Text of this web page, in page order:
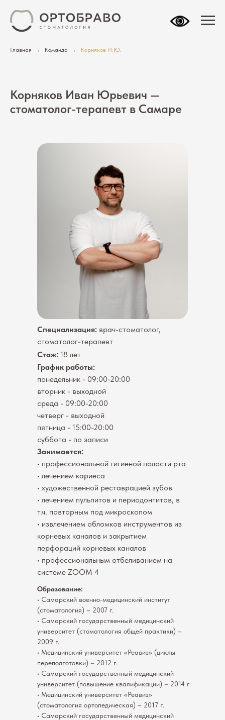
Главная → Команда → Корняков И.Ю.
Корняков Иван Юрьевич —
стоматолог-терапевт в Самаре
Специализация: врач-стоматолог,
стоматолог-терапевт
Стаж: 18 лет
Образование:
• Самарский военно-медицинский институт
(стоматология) – 2007 г.
• Самарский государственный медицинский
университет (стоматология общей практики) –
2009 г.
• Медицинский университет «Реавиз» (циклы
переподготовки) – 2012 г.
• Самарский государственный медицинский
университет (повышение квалификации) – 2014 г.
• Медицинский университет «Реавиз»
(стоматология ортопедическая) – 2017 г.
• Самарский государственный медицинский
График работы:
понедельник - 09:00-20:00
вторник - выходной
среда - 09:00-20:00
четверг - выходной
пятница - 15:00-20:00
суббота - по записи
Занимается:
• профессиональной гигиеной полости рта
• лечением кариеса
⁠• художественной реставрацией зубов
• лечением пульпитов и периодонтитов, в
т.ч. повторным под микроскопом
• извлечением обломков инструментов из
корневых каналов и закрытием
перфораций корневых каналов
• профессиональным отбеливанием на
системе ZOOM 4